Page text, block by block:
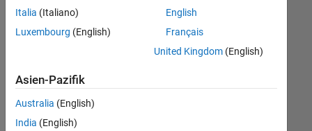
alle
Stellenangebote
anzeigen .
noch
keine
offenen
Italia (Italiano)
Luxembourg (English)
English
Français
United Kingdom(English)
Asien-Pazifik
Australia (English)
India (English)